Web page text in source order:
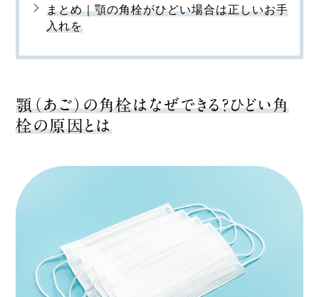
まとめ｜顎の角栓がひどい場合は正しいお手
入れを
顎（あご）の角栓はなぜできる？ひどい角
栓の原因とは